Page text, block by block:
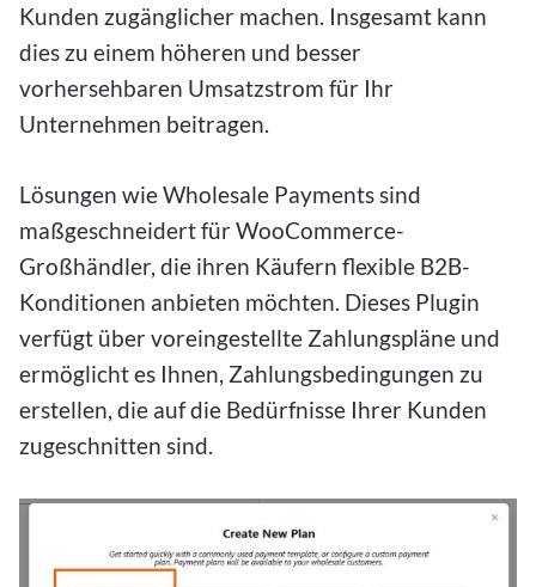
Kunden zugänglicher machen. Insgesamt kann
dies zu einem höheren und besser
vorhersehbaren Umsatzstrom für Ihr
Unternehmen beitragen.
Lösungen wie Wholesale Payments sind
maßgeschneidert für WooCommerce-
Großhändler, die ihren Käufern flexible B2B-
Konditionen anbieten möchten. Dieses Plugin
verfügt über voreingestellte Zahlungspläne und
ermöglicht es Ihnen, Zahlungsbedingungen zu
erstellen, die auf die Bedürfnisse Ihrer Kunden
zugeschnitten sind.